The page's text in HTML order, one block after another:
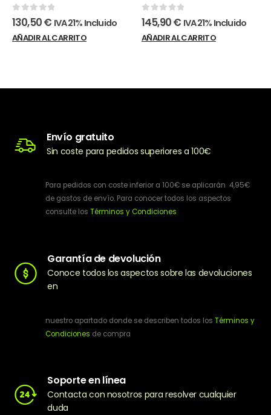
0out of 5
130,50€ IVA 21% Incluido
AÑADIR AL CARRITO
0 out of 5
145,90€ IVA 21% Incluido
AÑADIR AL CARRITO
Envío gratuito
Sin coste para pedidos superiores a 100€
Para pedidos con coste inferior a 100€ se aplicarán 4,95€
de gastos de envío. Para conocer todos los aspectos
consulte los Términos y Condiciones
Garantía de devolución
Conoce todos los aspectos sobre las devoluciones
en
nuestro apartado donde se describen todos los Términos y
Condiciones de compra
Soporte en línea
Contacta con nosotros para resolver cualquier
duda